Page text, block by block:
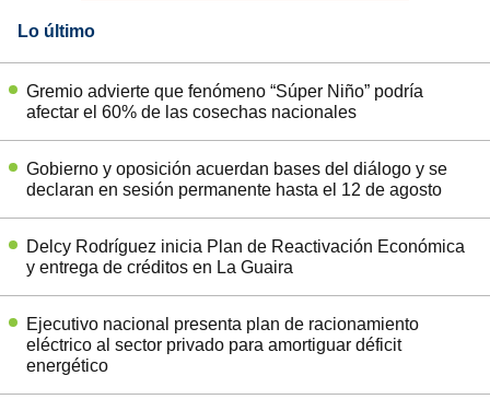
Lo último
Gremio advierte que fenómeno “Súper Niño” podría
afectar el 60% de las cosechas nacionales
Gobierno y oposición acuerdan bases del diálogo y se
declaran en sesión permanente hasta el 12 de agosto
Delcy Rodríguez inicia Plan de Reactivación Económica
y entrega de créditos en La Guaira
Ejecutivo nacional presenta plan de racionamiento
eléctrico al sector privado para amortiguar déficit
energético